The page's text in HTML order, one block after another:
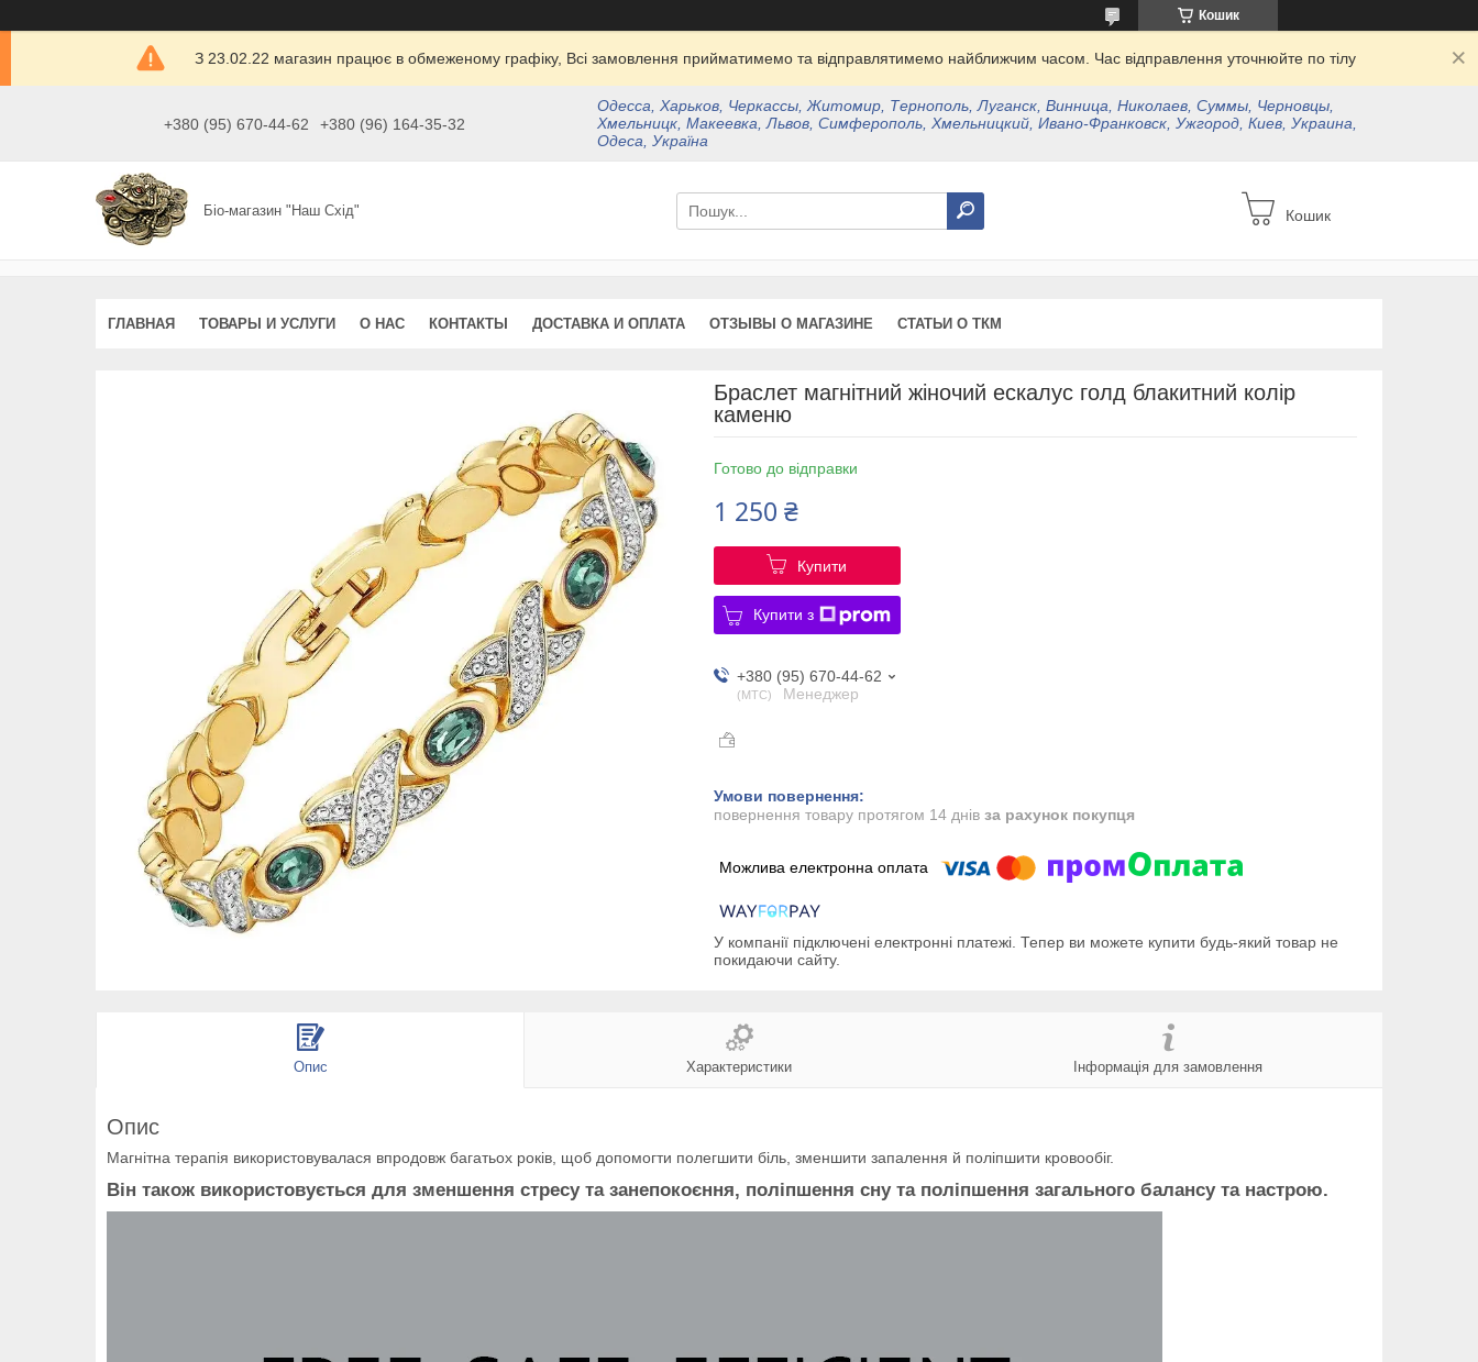
Кошик
З 23.02.22 магазин працює в обмеженому графіку, Всі замовлення прийматимемо та відправлятимемо найближчим часом. Час відправлення уточнюйте по тілу
+380 (95) 670-44-62 +380 (96) 164-35-32
Одесса, Харьков, Черкассы, Житомир, Тернополь, Луганск, Винница, Николаев, Суммы, Черновцы,
Хмельницк, Макеевка, Львов, Симферополь, Хмельницкий, Ивано-Франковск, Ужгород, Киев, Украина,
Одеса, Україна
Біо-магазин "Наш Схід" Кошик
ГЛАВНАЯ ТОВАРЫ И УСЛУГИ О НАС КОНТАКТЫ ДОСТАВКА И ОПЛАТА ОТЗЫВЫ О МАГАЗИНЕ СТАТЬИ О ТКМ
Браслет магнітний жіночий ескалус голд блакитний колір
каменю
Готово до відправки
1 250 ₴
Купити
Купити з
+380 (95) 670-44-62
МТС Менеджер
повернення товару протягом 14 днів за рахунок покупця
У компанії підключені електронні платежі. Тепер ви можете купити будь-який товар не
покидаючи сайту.
Опис Характеристики Інформація для замовлення
Опис
Магнітна терапія використовувалася впродовж багатьох років, щоб допомогти полегшити біль, зменшити запалення й поліпшити кровообіг.
Він також використовується для зменшення стресу та занепокоєння, поліпшення сну та поліпшення загального балансу та настрою.